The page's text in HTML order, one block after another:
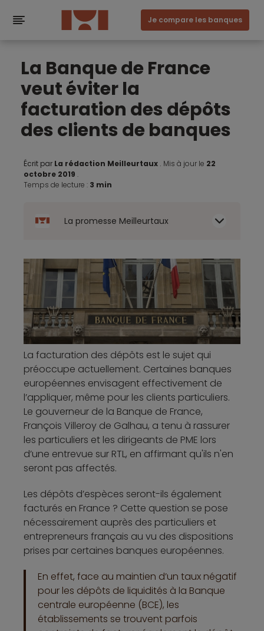
Je compare les banques
La Banque de France
veut éviter la
facturation des dépôts
des clients de banques
Écrit par La rédaction Meilleurtaux . Mis à jour le 22
octobre 2019 .
Temps de lecture : 3 min
La promesse Meilleurtaux
La facturation des dépôts est le sujet qui
préoccupe actuellement. Certaines banques
européennes envisagent effectivement de
l’appliquer, même pour les clients particuliers.
Le gouverneur de la Banque de France,
François Villeroy de Galhau, a tenu à rassurer
les particuliers et les dirigeants de PME lors
d’une entrevue sur RTL, en affirmant qu'ils n'en
seront pas affectés.
Les dépôts d’espèces seront-ils également
facturés en France ? Cette question se pose
nécessairement auprès des particuliers et
entrepreneurs français au vu des dispositions
prises par certaines banques européennes.
En effet, face au maintien d’un taux négatif
pour les dépôts de liquidités à la Banque
centrale européenne (BCE), les
établissements se trouvent parfois